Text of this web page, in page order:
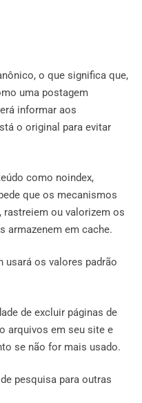
o que significa que,
uma postagem
informar aos
o original para evitar
como noindex,
que os mecanismos
rastreiem ou valorizem os
armazenem em cache.
usará os valores padrão
de excluir páginas de
arquivos em seu site e
se não for mais usado.
pesquisa para outras